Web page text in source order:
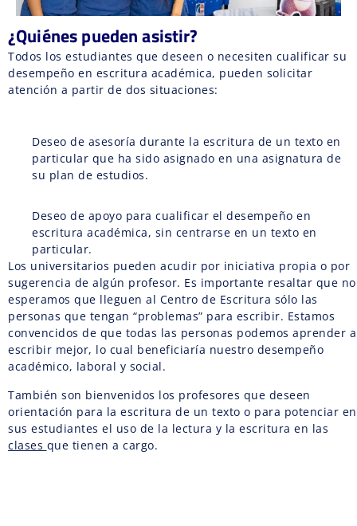
¿Quiénes pueden asistir?
Todos los estudiantes que deseen o necesiten cualificar su
desempeño en escritura académica, pueden solicitar
atención a partir de dos situaciones:
Deseo de asesoría durante la escritura de un texto en
particular que ha sido asignado en una asignatura de
su plan de estudios.
Deseo de apoyo para cualificar el desempeño en
escritura académica, sin centrarse en un texto en
particular.
Los universitarios pueden acudir por iniciativa propia o por
sugerencia de algún profesor. Es importante resaltar que no
esperamos que lleguen al Centro de Escritura sólo las
personas que tengan “problemas” para escribir. Estamos
convencidos de que todas las personas podemos aprender a
escribir mejor, lo cual beneficiaría nuestro desempeño
académico, laboral y social.
También son bienvenidos los profesores que deseen
orientación para la escritura de un texto o para potenciar en
sus estudiantes el uso de la lectura y la escritura en las
clases que tienen a cargo.